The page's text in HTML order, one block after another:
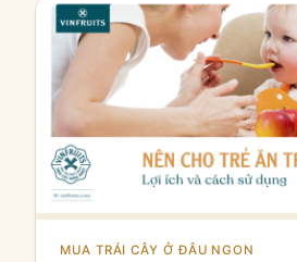
MUA TRÁI CÂY Ở ĐÂU NGON